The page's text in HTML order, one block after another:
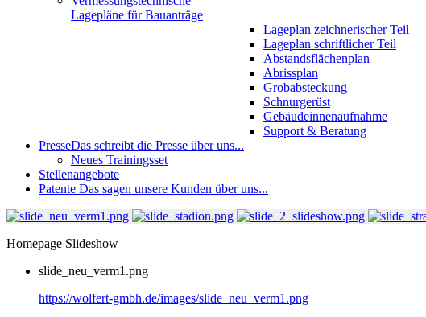
Lagepläne für Bauanträge
Lageplan zeichnerischer Teil
Lageplan schriftlicher Teil
Abstandsflächenplan
Abrissplan
Grobabsteckung
Schnurgerüst
Gebäudeinnenaufnahme
Support & Beratung
PresseDas schreibt die Presse über uns...
Neues Trainingsset
Stellenangebote
Patente Das sagen unsere Kunden über uns...
Homepage Slideshow
slide_neu_verm1.png
https://wolfert-gmbh.de/images/slide_neu_verm1.png